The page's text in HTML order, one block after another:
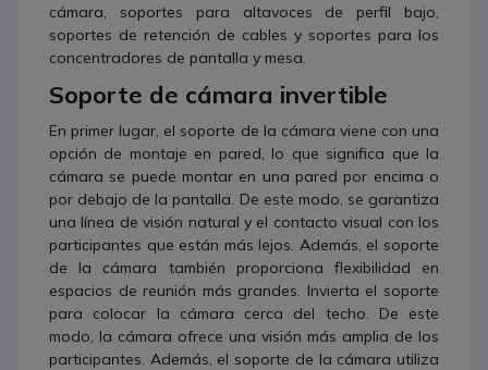
cámara, soportes para altavoces de perfil bajo,
soportes de retención de cables y soportes para los
concentradores de pantalla y mesa.
Soporte de cámara invertible
En primer lugar, el soporte de la cámara viene con una
opción de montaje en pared, lo que significa que la
cámara se puede montar en una pared por encima o
por debajo de la pantalla. De este modo, se garantiza
una línea de visión natural y el contacto visual con los
participantes que están más lejos. Además, el soporte
de la cámara también proporciona flexibilidad en
espacios de reunión más grandes. Invierta el soporte
para colocar la cámara cerca del techo. De este
modo, la cámara ofrece una visión más amplia de los
participantes. Además, el soporte de la cámara utiliza